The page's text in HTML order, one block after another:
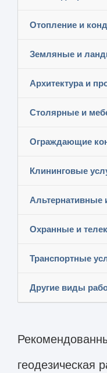
Отопление и
Земляные и
Архитектура и
Столярные и
Ограждающие
Клининговые
Альтернативные
Охранные и
Транспортные
Другие виды
геодезическая